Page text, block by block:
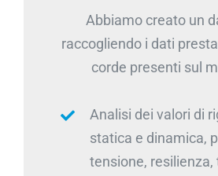
Abbiamo creato un
raccogliendo i dati
corde presenti sul
Analisi dei valori di
statica e dinamica,
tensione, resilienza,